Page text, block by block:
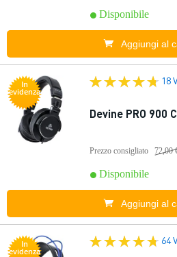
Disponibile
Aggiungi al
In
evidenza
18
Devine PRO 900
Prezzo consigliato 72,00
Disponibile
Aggiungi al
In
evidenza
64